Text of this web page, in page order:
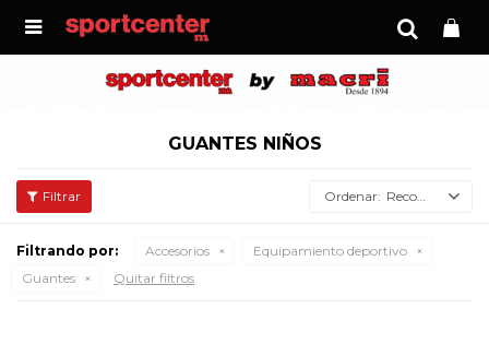

GUANTES NIÑOS
Recomendados
Filtrando por: Accesorios
Equipamiento deportivo
Guantes
Quitar filtros